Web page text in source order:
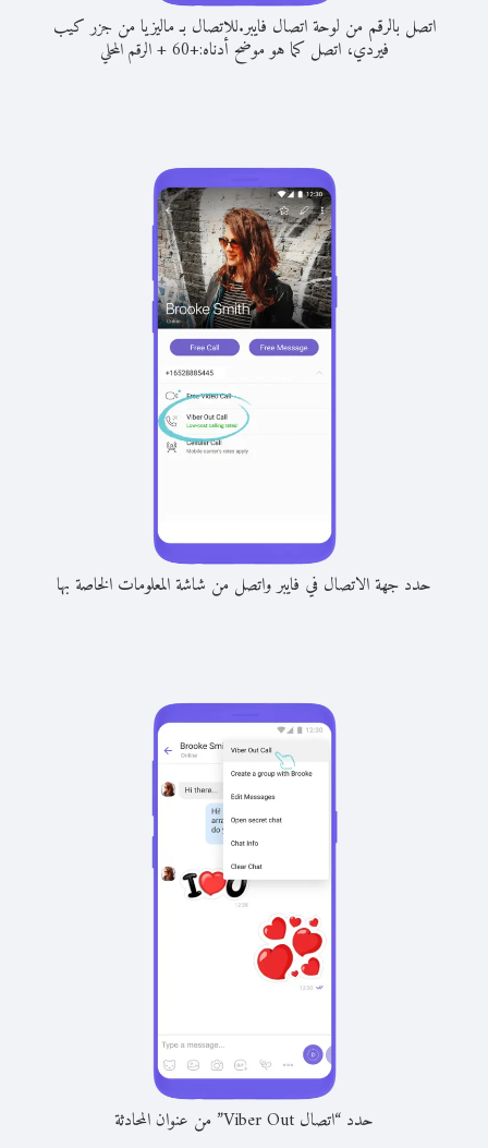
اتصل بالرقم من لوحة اتصال فايبر.للاتصال بـ ماليزيا من جزر كيب
فيردي، اتصل كما هو موضح أدناه:+
60
+الرقم المحلي
حدد جهة الاتصال في فايبر واتصل من شاشة المعلومات الخاصة بها
حدد “اتصال Viber Out” من عنوان المحادثة